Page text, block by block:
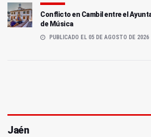
Conflicto en Cambil entre el
de Música
PUBLICADO EL 05 DE AGOSTO DE 2026
Jaén